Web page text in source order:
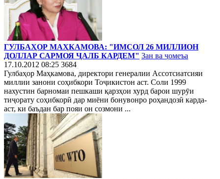
ГУЛБАҲОР МАҲКАМОВА: "ИМСОЛ 26 МИЛЛИОН
ДОЛЛАР САРМОЯ ҶАЛБ КАРДЕМ" Зан ва ҷомеъа
17.10.2012 08:25 3684
Гулбаҳор Маҳкамова, директори генералии Ассотсиатсияи
миллии занони соҳибкори Тоҷикистон аст. Соли 1999
нахустин барномаи пешкаши қарзҳои хурд барои шурӯи
тиҷорату соҳибкорӣ дар миёни бонувонро роҳандозӣ карда-
аст, ки баъдан бар пояи он созмони ...